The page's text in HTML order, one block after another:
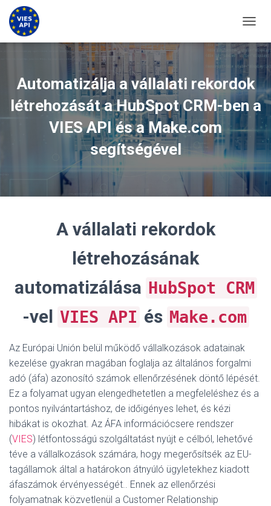
Automatizálja a vállalati rekordok
létrehozását a HubSpot CRM-ben a
VIES API és a Make.com
segítségével
A vállalati rekordok
létrehozásának
automatizálása HubSpot CRM
-vel VIES API és Make.com
Az Európai Unión belül működő vállalkozások adatainak
kezelése gyakran magában foglalja az általános forgalmi
adó (áfa) azonosító számok ellenőrzésének döntő lépését.
Ez a folyamat ugyan elengedhetetlen a megfeleléshez és a
pontos nyilvántartáshoz, de időigényes lehet, és kézi
hibákat is okozhat. Az ÁFA információcsere rendszer
(VIES) létfontosságú szolgáltatást nyújt e célból, lehetővé
téve a vállalkozások számára, hogy megerősítsék az EU-
tagállamok által a határokon átnyúló ügyletekhez kiadott
áfaszámok érvényességét.. Ennek az ellenőrzési
folyamatnak közvetlenül a Customer Relationship